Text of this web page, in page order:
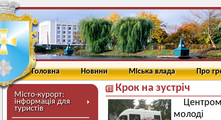
Головна Новини Міська влада Про
Місто-курорт:
інформація для
туристів
Крок на зустріч
Центром
молоді